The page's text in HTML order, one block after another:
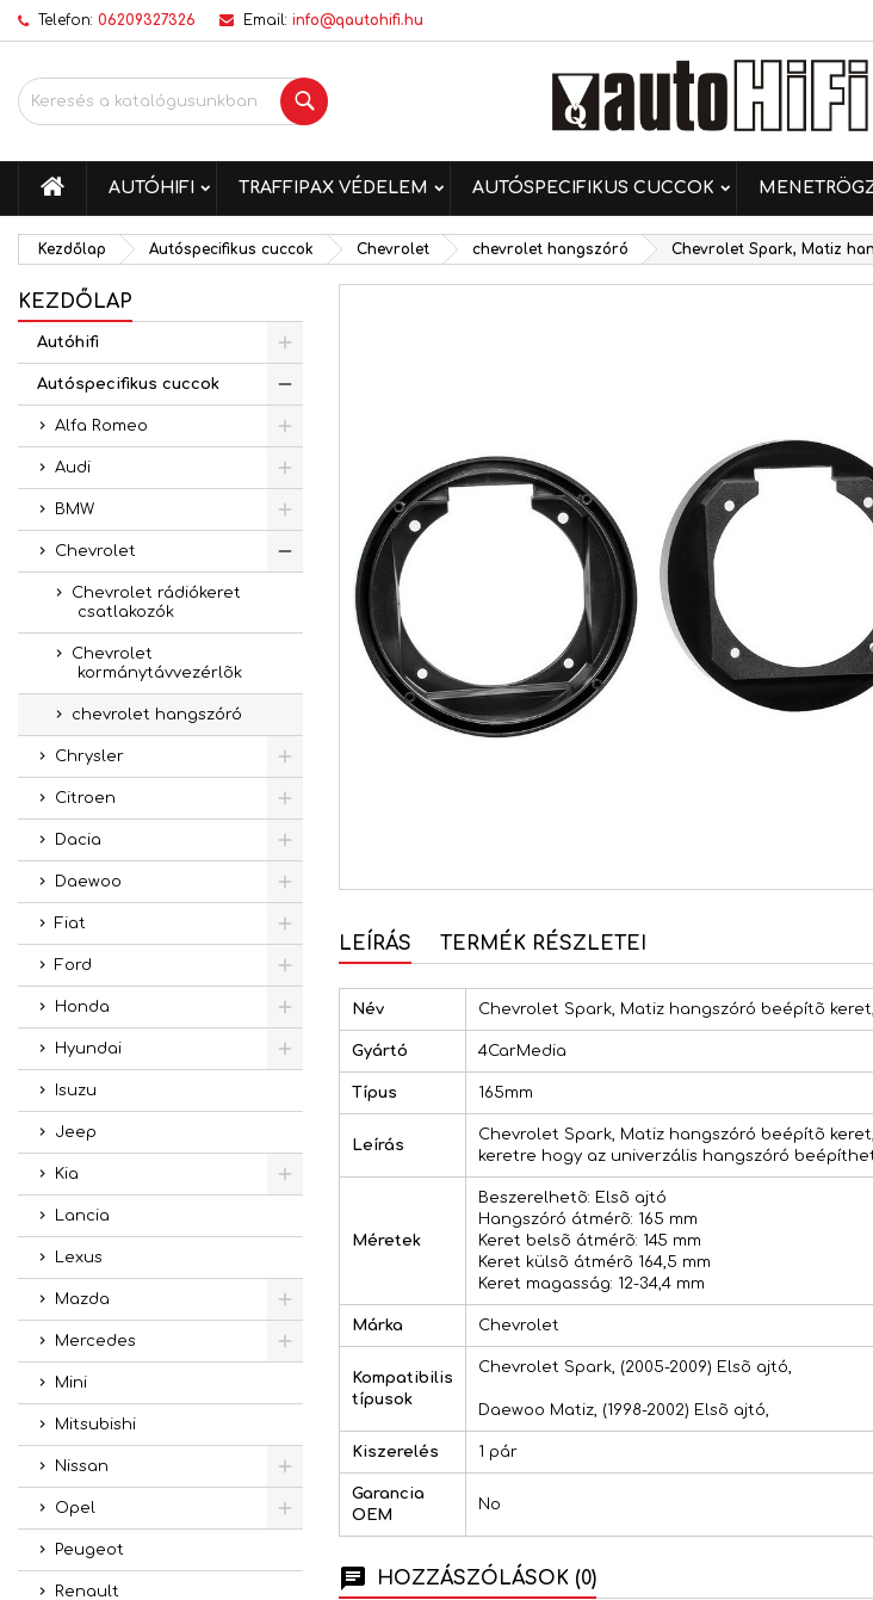
Telefon: 06209327326 Email: info@qautohifi.hu
Keresés
KEZDŐLAP
AUTÓHIFI TRAFFIPAX VÉDELEM AUTÓSPECIFIKUS CUCCOK
Kezdőlap Autóspecifikus cuccok Chevrolet chevrolet hangszóró Chevrolet Spark, Matiz
KEZDŐLAP
Autóhifi
Autóspecifikus cuccok
Alfa Romeo
Audi
BMW
Chevrolet
Chevrolet rádiókeret
csatlakozók
Chevrolet
kormánytávvezérlõk
chevrolet hangszóró
Chrysler
Citroen
Dacia
Daewoo
Fiat
Ford
Honda
Hyundai
Isuzu
Jeep
Kia
Lancia
Lexus
Mazda
Mercedes
Mini
Mitsubishi
Nissan
Opel
Peugeot
Renault
LEÍRÁS TERMÉK RÉSZLETEI
Név Chevrolet Spark, Matiz hangszóró beépítõ keret,
Gyártó 4CarMedia
Típus 165mm
Leírás
Chevrolet Spark, Matiz hangszóró beépítõ
keretre hogy az univerzális hangszóró
Méretek
Beszerelhetõ: Elsõ ajtó
Hangszóró átmérõ: 165 mm
Keret belsõ átmérõ: 145 mm
Keret külsõ átmérõ 164,5 mm
Keret magasság: 12-34,4 mm
Márka Chevrolet
Kompatibilis
típusok
Chevrolet Spark, (2005-2009) Elsõ ajtó,
Daewoo Matiz, (1998-2002) Elsõ ajtó,
Kiszerelés 1 pár
Garancia
OEM
No
HOZZÁSZÓLÁSOK (0)
Kívánságlistáim
Új lista létrehozása
Kívánságlista létrehozása
Mégsem
Bejelentkezés
Be kell jelentkezned a termékek